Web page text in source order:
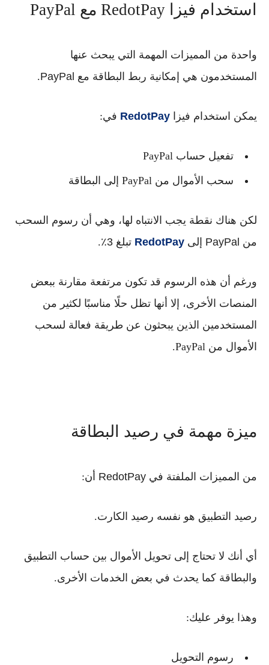
استخدام فيزا RedotPay مع PayPal
واحدة من المميزات المهمة التي يبحث عنها
المستخدمون هي إمكانية ربط البطاقة مع PayPal .
يمكن استخدام فيزا RedotPay في:
تفعيل حساب PayPal
سحب الأموال من PayPal إلى البطاقة
لكن هناك نقطة يجب الانتباه لها، وهي أن رسوم السحب
من PayPal إلى
RedotPay تبلغ 3٪ .
ورغم أن هذه الرسوم قد تكون مرتفعة مقارنة ببعض
المنصات الأخرى، إلا أنها تظل حلًا مناسبًا لكثير من
المستخدمين الذين يبحثون عن طريقة فعالة لسحب
الأموال من PayPal.
ميزة مهمة في رصيد البطاقة
من المميزات الملفتة في RedotPay أن:
رصيد التطبيق هو نفسه رصيد الكارت.
أي أنك لا تحتاج إلى تحويل الأموال بين حساب التطبيق
والبطاقة كما يحدث في بعض الخدمات الأخرى.
وهذا يوفر عليك:
رسوم التحويل